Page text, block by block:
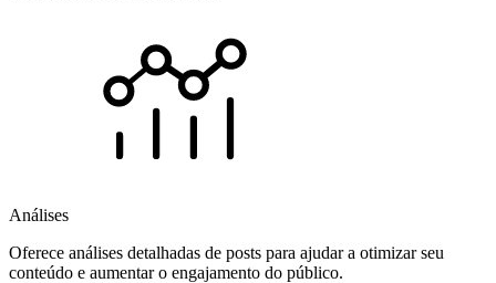
Análises
Oferece análises detalhadas de posts para ajudar a otimizar seu
conteúdo e aumentar o engajamento do público.